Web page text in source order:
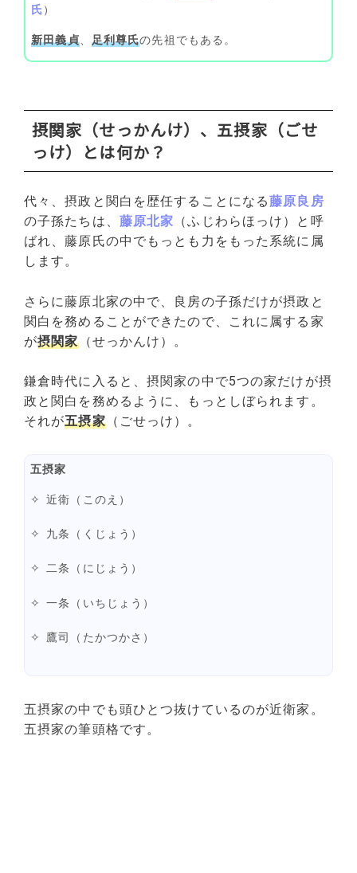
氏）
新田義貞、 足利尊氏の先祖でもある。
摂関家（せっかんけ）、五摂家（ごせ
っけ）とは何か？
代々、摂政と関白を歴任することになる藤原良房
の子孫たちは、 藤原北家 （ふじわらほっけ）と呼
ばれ、藤原氏の中でもっとも力をもった系統に属
します。
さらに藤原北家の中で、良房の子孫だけが摂政と
関白を務めることができたので、これに属する家
が摂関家（せっかんけ）。
鎌倉時代に入ると、摂関家の中で5つの家だけが摂
政と関白を務めるように、もっとしぼられます。
それが五摂家（ごせっけ）。
五摂家
近衛（このえ）
九条（くじょう）
二条（にじょう）
一条（いちじょう）
鷹司（たかつかさ）
五摂家の中でも頭ひとつ抜けているのが近衛家。
五摂家の筆頭格です。